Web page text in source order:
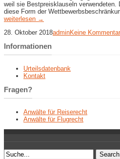
weil sie Bestpreisklauseln verwendeten.
diese Form der
weiterlesen →
28. Oktober 2018adminKeine
Informationen
Urteilsdatenbank
Kontakt
Fragen?
Anwälte für Reiserecht
Anwälte für Flugrecht